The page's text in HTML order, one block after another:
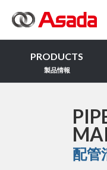
PRODUCTS
製品情報
配管